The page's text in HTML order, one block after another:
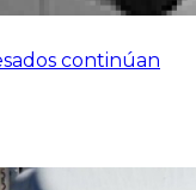
continúan